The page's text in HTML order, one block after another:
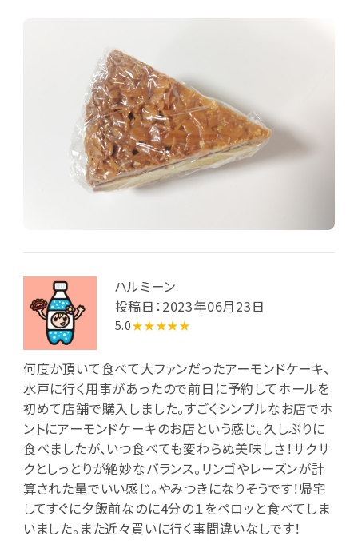
ハルミーン
投稿日：2023年06月23日
5.0★★★★★
何度か頂いて食べて大ファンだったアーモンドケーキ、
水戸に行く用事があったので前日に予約してホールを
初めて店舗で購入しました。すごくシンプルなお店でホ
ントにアーモンドケーキのお店という感じ。久しぶりに
食べましたが、いつ食べても変わらぬ美味しさ！サクサ
クとしっとりが絶妙なバランス。リンゴやレーズンが計
算された量でいい感じ。やみつきになりそうです！帰宅
してすぐに夕飯前なのに4分の１をペロッと食べてしま
いました。また近々買いに行く事間違いなしです！